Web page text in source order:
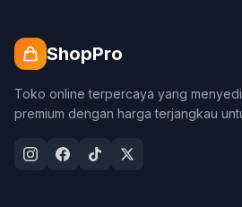
ShopPro
Toko online terpercaya yang
premium dengan harga terjangkau